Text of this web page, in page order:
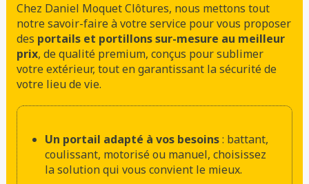
Chez Daniel Moquet Clôtures, nous mettons tout
notre savoir-faire à votre service pour vous proposer
des portails et portillons sur-mesure au meilleur
prix, de qualité premium, conçus pour sublimer
votre extérieur, tout en garantissant la sécurité de
votre lieu de vie.
Un portail adapté à vos besoins: battant,
coulissant, motorisé ou manuel, choisissez
la solution qui vous convient le mieux.